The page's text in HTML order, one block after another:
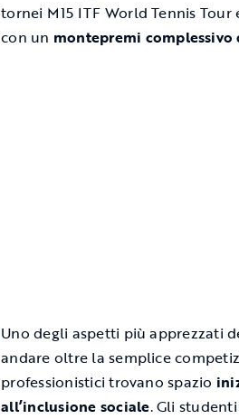
tornei M15 ITF World Tennis
con un montepremi
Uno degli aspetti più apprezzati
andare oltre la semplice
professionistici trovano spazio
all’inclusione sociale. Gli